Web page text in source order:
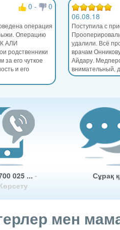
0 -
0
операция
Операцию
АЛИ
родственники
за его чуткое
и его
06.08.18
Поступила с
удалили. Всё
врачам
Айдару.
внимательный,
025 ... -
Сұрақ
мен